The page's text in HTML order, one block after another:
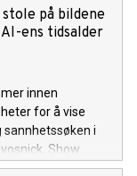
overflate? og
9.00–11.00 i
stole på bildene
ens tidsalder
innen
for å vise
sannhetssøken i
Show
4. juni kl 09:00,